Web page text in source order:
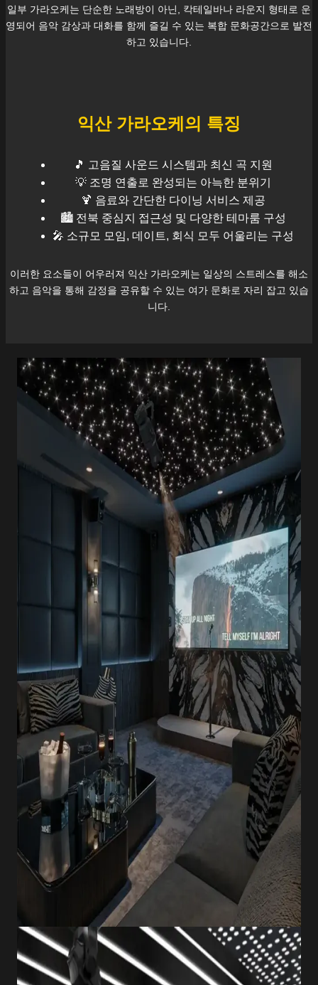
일부 가라오케는 단순한 노래방이 아닌, 칵테일바나 라운지 형태로 운
영되어 음악 감상과 대화를 함께 즐길 수 있는 복합 문화공간으로 발전
하고 있습니다.
익산가라오케의 특징
🎵 고음질 사운드 시스템과 최신 곡 지원
💡 조명 연출로 완성되는 아늑한 분위기
🍹 음료와 간단한 다이닝 서비스 제공
🏙️ 전북 중심지 접근성 및 다양한 테마룸 구성
🎤 소규모 모임, 데이트, 회식 모두 어울리는 구성
이러한 요소들이 어우러져 익산 가라오케는 일상의 스트레스를 해소
하고 음악을 통해 감정을 공유할 수 있는 여가 문화로 자리 잡고 있습
니다.